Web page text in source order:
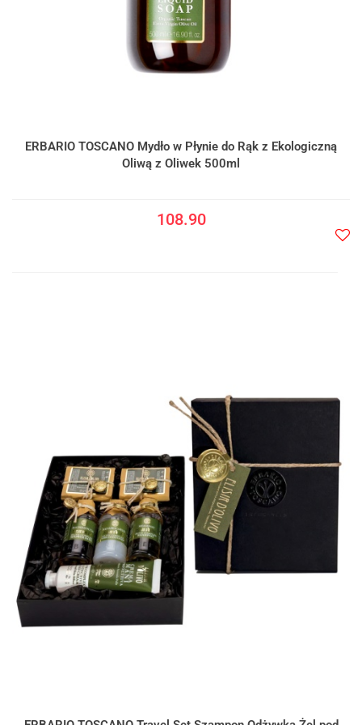
ERBARIO TOSCANO Mydło w Płynie do Rąk z Ekologiczną
Oliwą z Oliwek 500ml
108.90